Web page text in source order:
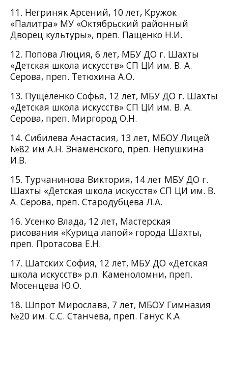
11. Негриняк Арсений, 10 лет, Кружок
«Палитра» МУ «Октябрьский районный
Дворец культуры», преп. Пащенко Н.И.
12. Попова Люция, 6 лет, МБУ ДО г. Шахты
«Детская школа искусств» СП ЦИ им. В. А.
Серова, преп. Тетюхина А.О.
13. Пущеленко Софья, 12 лет, МБУ ДО г. Шахты
«Детская школа искусств» СП ЦИ им. В. А.
Серова, преп. Миргород О.Н.
14. Сибилева Анастасия, 13 лет, МБОУ Лицей
№82 им А.Н. Знаменского, преп. Непушкина
И.В.
15. Турчанинова Виктория, 14 лет МБУ ДО г.
Шахты «Детская школа искусств» СП ЦИ им. В.
А. Серова, преп. Стародубцева Л.А.
16. Усенко Влада, 12 лет, Мастерская
рисования «Курица лапой» города Шахты,
преп. Протасова Е.Н.
17. Шатских София, 12 лет, МБУ ДО «Детская
школа искусств» р.п. Каменоломни, преп.
Мосенцева Ю.О.
18. Шпрот Мирослава, 7 лет, МБОУ Гимназия
№20 им. С.С. Станчева, преп. Ганус К.А